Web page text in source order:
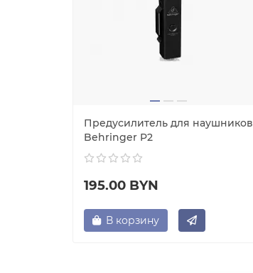
Предусилитель для наушников
Behringer P2
195.00 BYN
В корзину